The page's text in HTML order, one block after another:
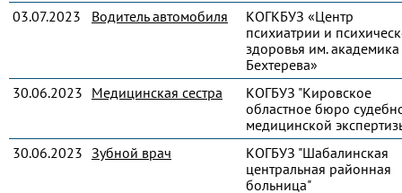
03.07.2023
Водитель автомобиля
КОГКБУЗ «Центр
психиатрии и
здоровья им.
Бехтерева»
30.06.2023 Медицинская сестра
КОГБУЗ "Кировское
областное бюро
медицинской
30.06.2023 Зубной врач
КОГБУЗ "Шабалинская
центральная районная
больница"